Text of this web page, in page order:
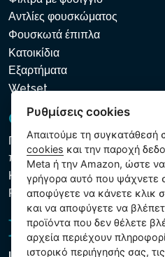
Αντλίες φουσκώματος
Φουσκωτά έπιπλα
Κατοικίδια
Εξαρτήματα
Wetset
GDPR και Cookies
Πολιτική προστασίας
που υποβάλλονται σε
Κανόνες χρήσης των αρχείων
Ρυθμίσεις cookies
Ρυθμίσεις cookies
Απαιτούμε τη συγκατάθεσή
cookies και την παροχή
Meta ή την Amazon, ώστε να
γρήγορα αυτό που ψάχνετε
αποφύγετε να κάνετε κλικ
και να αποφύγετε να
προϊόντα που δεν θέλετε
αρχεία περιέχουν
ιστορικό περιήγησής σας,